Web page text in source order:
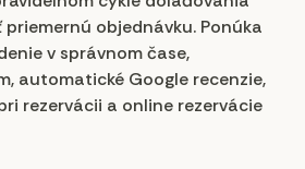
objednávku. Ponúka
v správnom čase,
automatické Google recenzie,
rezervácii a online rezervácie